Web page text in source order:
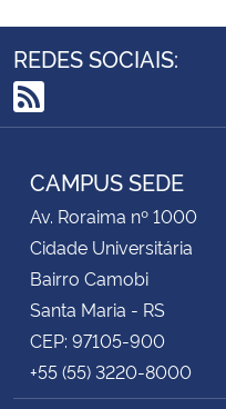
Ministério do Desenvolvimento
Ministério da Mulher, da Família e
Secretaria-Geral
Secretaria de Governo
Gabinete de Segurança Institucional
REDES SOCIAIS:
RSS
CAMPUS SEDE
Av. Roraima nº 1000
Cidade Universitária
Bairro Camobi
Santa Maria - RS
CEP: 97105-900
+55 (55) 3220-8000